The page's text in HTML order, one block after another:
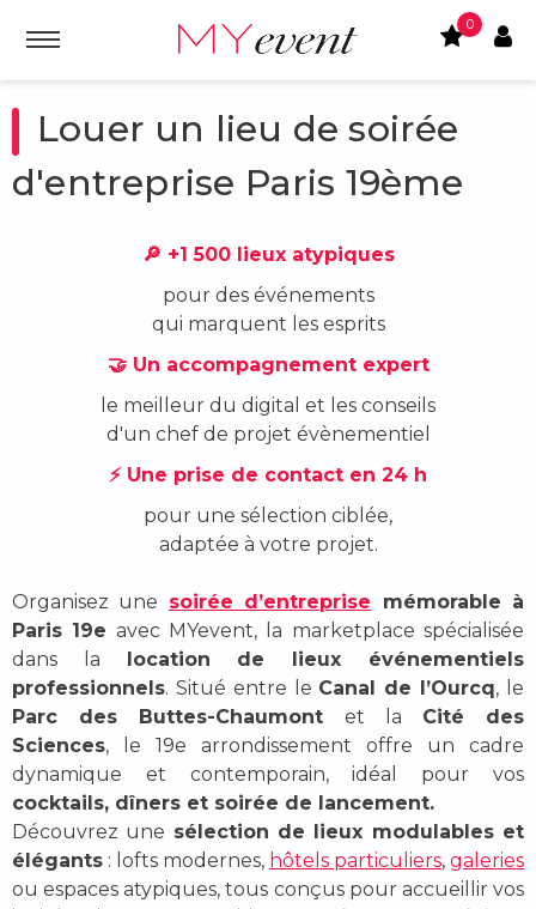
0
Louer un lieu de soirée
d'entreprise Paris 19ème
🔎 +1 500 lieux atypiques
pour des événements
qui marquent les esprits
🤝 Un accompagnement expert
le meilleur du digital et les conseils
d'un chef de projet évènementiel
⚡ Une prise de contact en 24 h
pour une sélection ciblée,
adaptée à votre projet.
Organisez une soirée d’entreprise mémorable à
Paris 19e avec MYevent, la marketplace spécialisée
dans la location de lieux événementiels
professionnels. Situé entre le Canal de l’Ourcq, le
Parc des Buttes-Chaumont et la Cité des
Sciences, le 19e arrondissement offre un cadre
dynamique et contemporain, idéal pour vos
cocktails, dîners et soirée de lancement.
Découvrez une sélection de lieux modulables et
élégants : lofts modernes, hôtels particuliers, galeries
ou espaces atypiques, tous conçus pour accueillir vos